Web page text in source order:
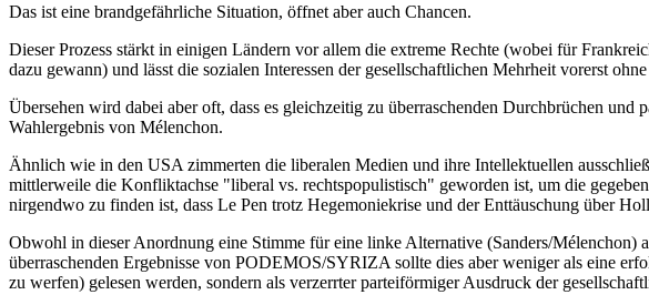
Das ist eine brandgefährliche Situation, öffnet aber auch Chancen.
Dieser Prozess stärkt in einigen Ländern vor allem die extreme Rechte (wobei für
dazu gewann) und lässt die sozialen Interessen der gesellschaftlichen Mehrheit vorerst
Übersehen wird dabei aber oft, dass es gleichzeitig zu überraschenden Durchbrüchen
Wahlergebnis von Mélenchon.
Ähnlich wie in den USA zimmerten die liberalen Medien und ihre Intellektuellen
mittlerweile die Konfliktachse "liberal vs. rechtspopulistisch" geworden ist, um die
nirgendwo zu finden ist, dass Le Pen trotz Hegemoniekrise und der Enttäuschung über
Obwohl in dieser Anordnung eine Stimme für eine linke Alternative (Sanders/Mélenchon)
überraschenden Ergebnisse von PODEMOS/SYRIZA sollte dies aber weniger als eine
zu werfen) gelesen werden, sondern als verzerrter parteiförmiger Ausdruck der